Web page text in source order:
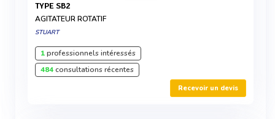
TYPE SB2
AGITATEUR ROTATIF
STUART
1professionnels intéressés
484consultations récentes
Recevoir un devis